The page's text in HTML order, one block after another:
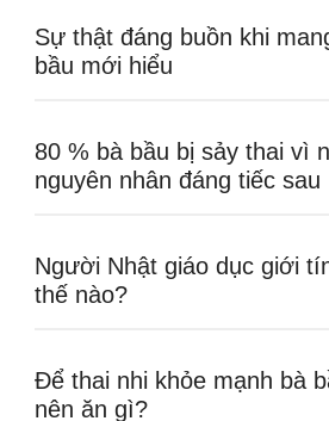
Sự thật đáng buồn khi
bầu mới hiểu
80 % bà bầu bị sảy thai vì
nguyên nhân đáng tiếc sau
Người Nhật giáo dục giới
thế nào?
Để thai nhi khỏe mạnh bà
nên ăn gì?